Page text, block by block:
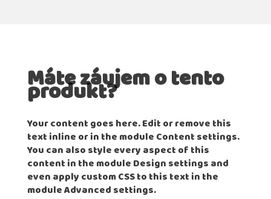
Máte záujem o tento
produkt?
Your content goes here. Edit or remove this
text inline or in the module Content settings.
You can also style every aspect of this
content in the module Design settings and
even apply custom CSS to this text in the
module Advanced settings.